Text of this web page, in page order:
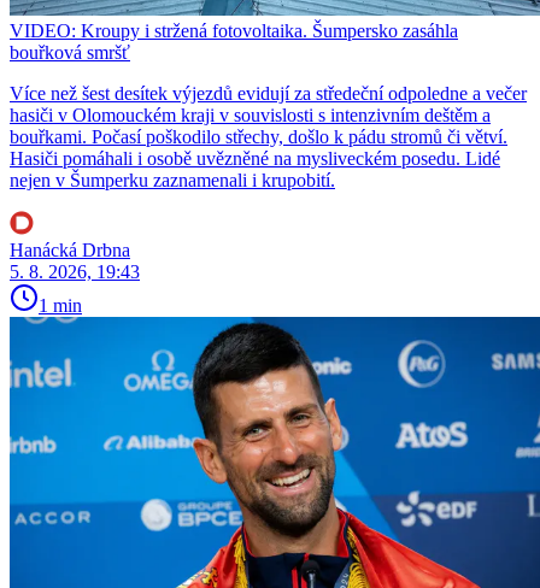
VIDEO: Kroupy i stržená fotovoltaika. Šumpersko zasáhla
bouřková smršť
Více než šest desítek výjezdů evidují za středeční odpoledne a večer
hasiči v Olomouckém kraji v souvislosti s intenzivním deštěm a
bouřkami. Počasí poškodilo střechy, došlo k pádu stromů či větví.
Hasiči pomáhali i osobě uvězněné na mysliveckém posedu. Lidé
nejen v Šumperku zaznamenali i krupobití.
Hanácká Drbna
5. 8. 2026, 19:43
1 min